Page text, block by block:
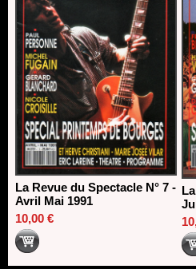
La Revue du Spectacle N° 7 -
Avril Mai 1991
10,00 €